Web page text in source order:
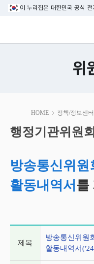
이 누리집은 대한민국 공식
방송미디어통
위
HOME 정책/정보센터
시
작
행정기관위원
방송통신위원
활동내역서 를
제목
방송통신위원
활동내역서